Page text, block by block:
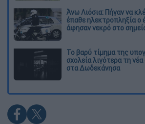
Άνω Λιόσια: Πήγαν να
έπαθε ηλεκτροπληξία ο
άφησαν νεκρό στο
Το βαρύ τίμημα της
σχολεία λιγότερα τη
στα Δωδεκάνησα